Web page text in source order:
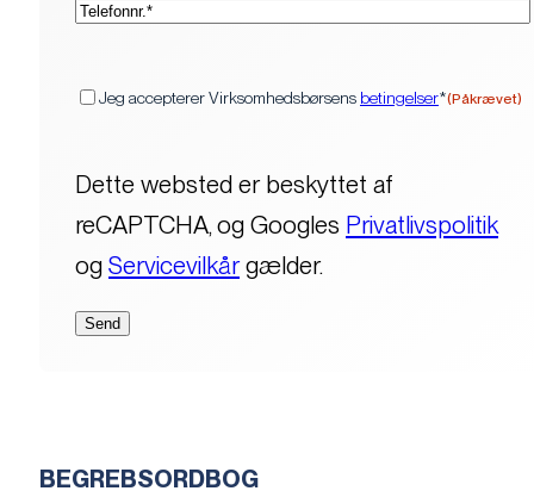
Jeg accepterer Virksomhedsbørsens betingelser*(Påkrævet)
Dette websted er beskyttet af
reCAPTCHA, og Googles Privatlivspolitik
og Servicevilkårgælder.
BEGREBSORDBOG